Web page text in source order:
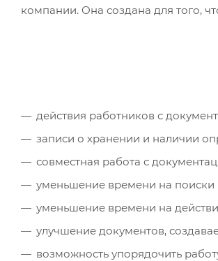
компании. Она создана для того,
действия работников с
записи о хранении и наличии
совместная работа с
уменьшение времени на
уменьшение времени на
улучшение документов,
возможность упорядочить